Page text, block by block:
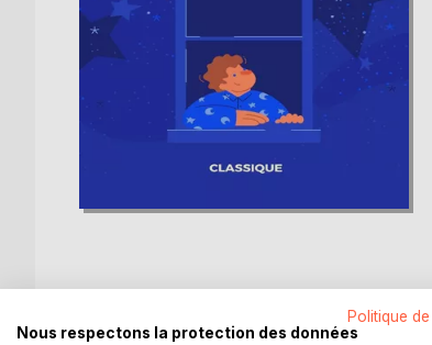
AUTEUR(S)Politique
Nous respectons la protection des données